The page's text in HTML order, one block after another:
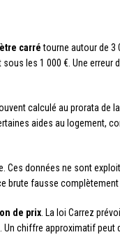
carrétourne autour de 3
les 1 000 €. Une erreur
calculé au prorata de
aides au logement,
Ces données ne sont
brute fausse complètement
de prix . La loi Carrez
Un chiffre approximatif peut